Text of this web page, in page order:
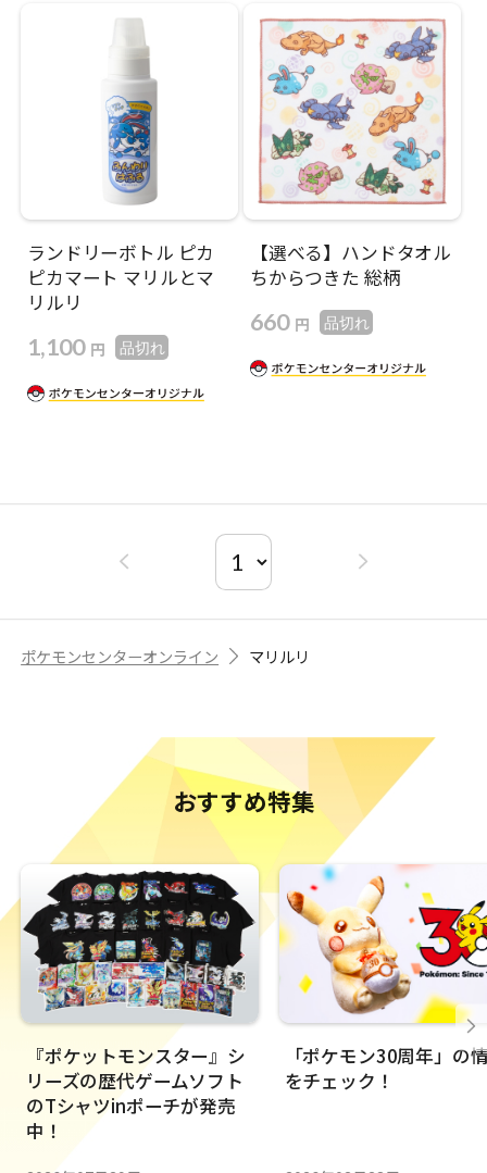
ランドリーボトル ピカ
ピカマート マリルとマ
リルリ
1,100 円 品切れ
【選べる】ハンドタオル
ちからつきた 総柄
660 円 品切れ
ポケモンセンターオンライン マリルリ
おすすめ特集
『ポケットモンスター』シ
リーズの歴代ゲームソフト
のTシャツinポーチが発売
中！
「ポケモン30周年」の
をチェック！